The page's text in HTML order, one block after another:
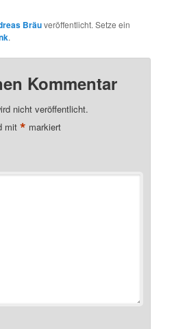
Bräuveröffentlicht. Setze ein
.
Kommentar
nicht veröffentlicht.
mit* markiert